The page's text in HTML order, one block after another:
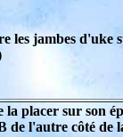
les jambes d'uke
la placer sur son
de l'autre côté de